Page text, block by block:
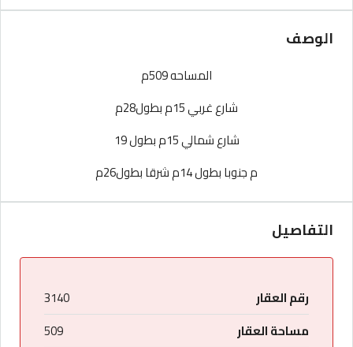
الوصف
المساحه 509م
شارع غربي 15م بطول28م
شارع شمالي 15م بطول 19
م جنوبا بطول 14م شرقا بطول26م
التفاصيل
رقم العقار
3140
مساحة العقار
509